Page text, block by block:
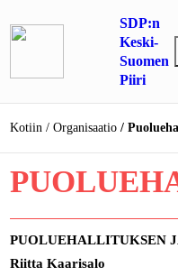
sisältöön
SDP:n
Keski-
Suomen
Piiri
t
Kotiin Organisaatio
PUOLUEHALLITUKSEN
Riitta Kaarisalo